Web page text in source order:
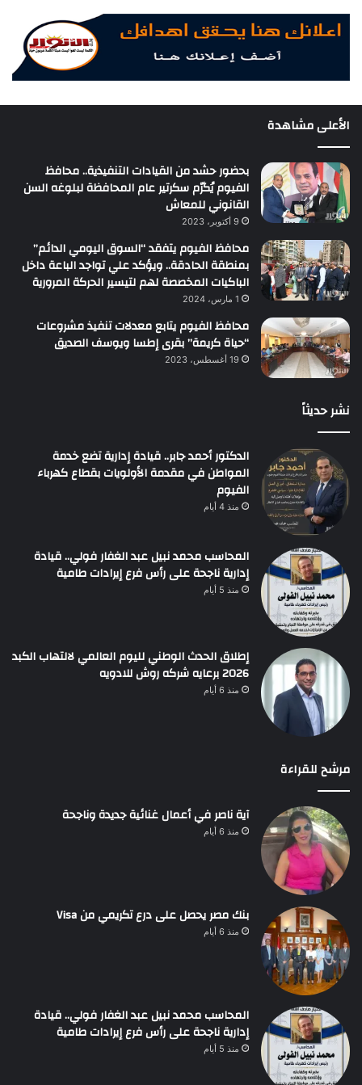
الأعلى مشاهدة
بحضور حشد من القيادات التنفيذية.. محافظ
الفيوم يُكرّم سكرتير عام المحافظة لبلوغه السن
القانوني للمعاش
9 أكتوبر، 2023
محافظ الفيوم يتفقد “السوق اليومي الدائم”
بمنطقة الحادقة.. ويؤكد علي تواجد الباعة داخل
الباكيات المخصصة لهم لتيسير الحركة المرورية
1 مارس، 2024
محافظ الفيوم يتابع معدلات تنفيذ مشروعات
“حياة كريمة” بقرى إطسا ويوسف الصديق
19 أغسطس، 2023
نشر حديثاً
الدكتور أحمد جابر.. قيادة إدارية تضع خدمة
المواطن في مقدمة الأولويات بقطاع كهرباء
الفيوم
منذ 4 أيام
المحاسب محمد نبيل عبد الغفار فولي.. قيادة
إدارية ناجحة على رأس فرع إيرادات طامية
منذ 5 أيام
إطلاق الحدث الوطني لليوم العالمي لالتهاب الكبد
2026 برعايه شركه روش للادويه
منذ 6 أيام
مرشح للقراءة
آية ناصر في أعمال غنائية جديدة وناجحة
منذ 6 أيام
بنك مصر يحصل على درع تكريمي من Visa
منذ 6 أيام
المحاسب محمد نبيل عبد الغفار فولي.. قيادة
إدارية ناجحة على رأس فرع إيرادات طامية
منذ 5 أيام